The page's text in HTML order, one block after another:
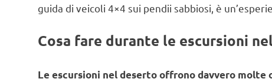
guida di veicoli 4×4 sui pendii sabbiosi, è
Cosa fare durante le escursioni
Le escursioni nel deserto offrono davvero molte